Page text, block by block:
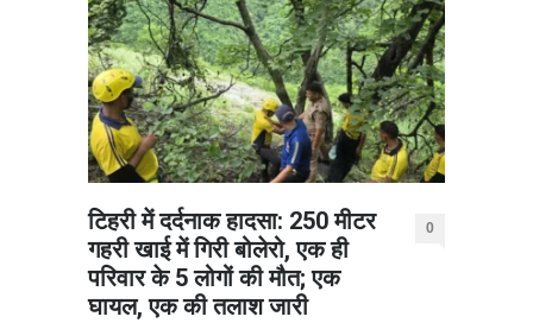
टिहरी में दर्दनाक हादसा: 250 मीटर
गहरी खाई में गिरी बोलेरो, एक ही
परिवार के 5 लोगों की मौत; एक
घायल, एक की तलाश जारी
0